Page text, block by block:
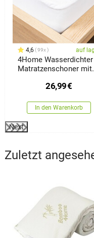
4,6 99x auf
4Home Wasserdichter
Matratzenschoner mit
26,99€
In den Warenkorb
Next
Zuletzt